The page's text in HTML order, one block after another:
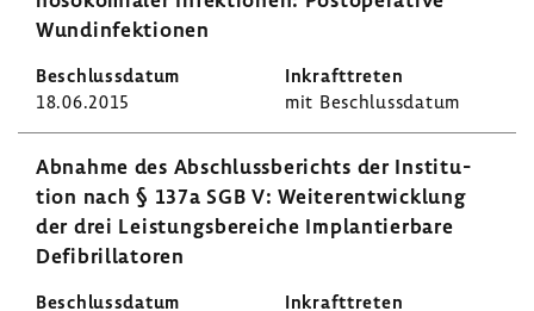
Wund­in­fek­tionen
18.06.2015 mit Beschluss­datum
Abnahme des Abschluss­be­richts der Insti­tu­
tion nach § 137a SGB V: Weiter­ent­wick­lung
der drei Leis­tungs­be­reiche Implan­tier­bare
Defi­bril­la­toren